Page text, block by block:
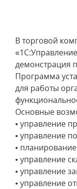
В торговой
демонстрация
Программа
для работы
Основные
• управление
• управление
•
• управление
• управление
• управление